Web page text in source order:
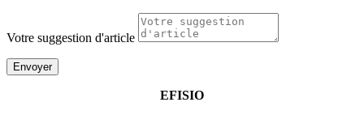
Votre suggestion d'article
Envoyer
EFISIO